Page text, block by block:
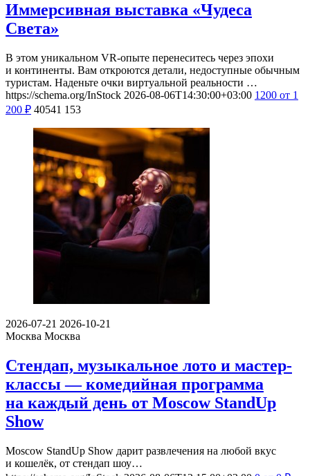
Иммерсивная выставка «Чудеса
Света»
В этом уникальном VR-опыте перенеситесь через эпохи
и континенты. Вам откроются детали, недоступные обычным
туристам. Наденьте очки виртуальной реальности …
https://schema.org/InStock 2026-08-06T14:30:00+03:00 1200 от 1
200 ₽ 40541 153
2026-07-21 2026-10-21
Москва Москва
Стендап, музыкальное лото и мастер-
классы — комедийная программа
на каждый день от Moscow StandUp
Show
Moscow StandUp Show дарит развлечения на любой вкус
и кошелёк, от стендап шоу…